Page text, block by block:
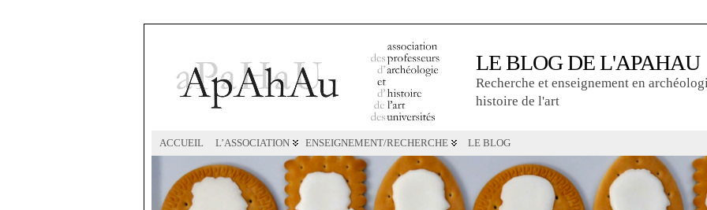
LE BLOG DE L'APAHAU
Recherche et enseignement en
histoire de l'art
ACCUEIL L’ASSOCIATION ENSEIGNEMENT/RECHERCHE LE BLOG